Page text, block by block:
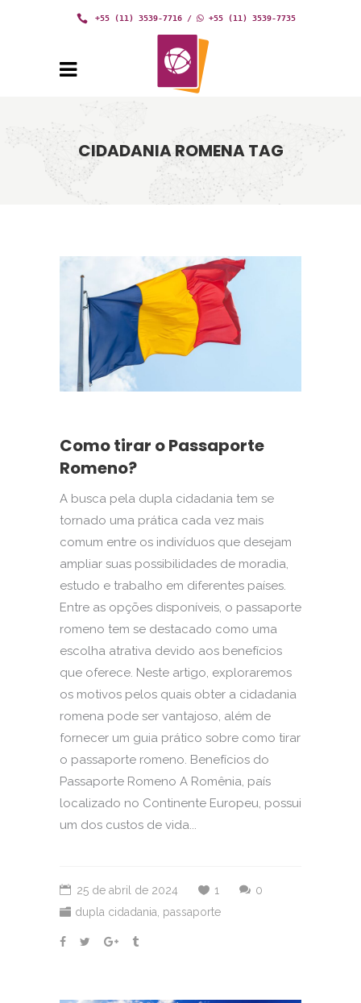
+55 (11) 3539-7716 / +55 (11) 3539-7735
CIDADANIA ROMENA TAG
Como tirar o Passaporte
Romeno?
A busca pela dupla cidadania tem se
tornado uma prática cada vez mais
comum entre os indivíduos que desejam
ampliar suas possibilidades de moradia,
estudo e trabalho em diferentes países.
Entre as opções disponíveis, o passaporte
romeno tem se destacado como uma
escolha atrativa devido aos benefícios
que oferece. Neste artigo, exploraremos
os motivos pelos quais obter a cidadania
romena pode ser vantajoso, além de
fornecer um guia prático sobre como tirar
o passaporte romeno. Benefícios do
Passaporte Romeno A Romênia, país
localizado no Continente Europeu, possui
um dos custos de vida...
25 de abril de 2024 1
0
dupla cidadania, passaporte